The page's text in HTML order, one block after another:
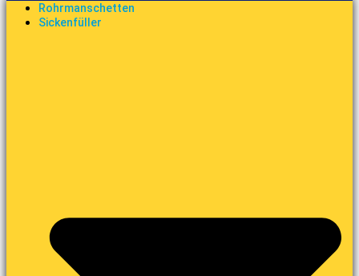
Rohrmanschetten
Sickenfüller